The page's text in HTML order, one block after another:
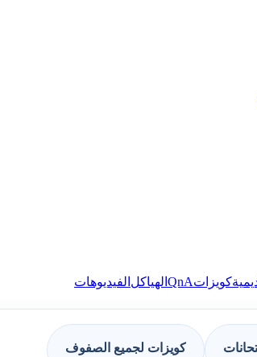
كويزاتQnA الهياكل الفيديوهات
كويزات لجميع الصفوف